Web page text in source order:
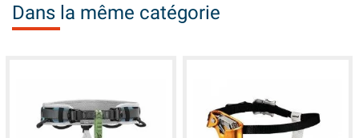
Dans la même catégorie